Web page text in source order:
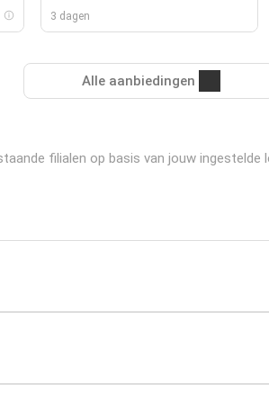
3 dagen
Alle aanbiedingen
filialen op basis van jouw ingestelde